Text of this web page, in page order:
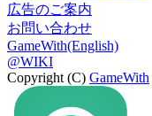
広告のご案内
お問い合わせ
GameWith(English)
@WIKI
Copyright (C) GameWith